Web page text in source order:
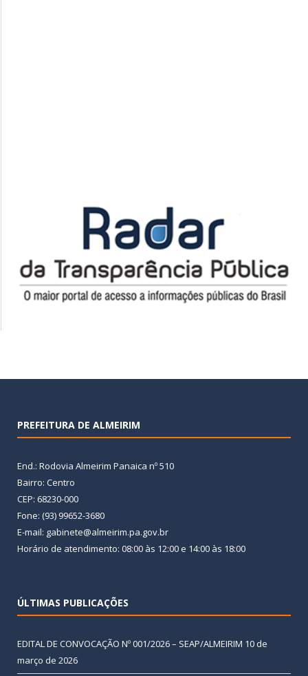
PREFEITURA DE ALMEIRIM
End.: Rodovia Almeirim Panaica nº 510
Bairro: Centro
CEP: 68230-000
Fone: (93) 99652-3680
E-mail: gabinete@almeirim.pa.gov.br
Horário de atendimento: 08:00 às 12:00 e 14:00 às 18:00
ÚLTIMAS PUBLICAÇÕES
EDITAL DE CONVOCAÇÃO Nº 001/2026 – SEAP/ALMEIRIM 10 de
março de 2026